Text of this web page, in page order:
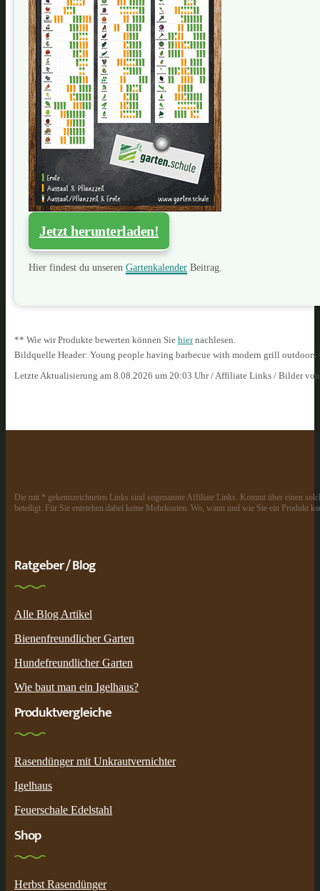
Jetzt herunterladen!
Hier findest du unseren Gartenkalender Beitrag.
** Wie wir Produkte bewerten können Sie hiernachlesen.
Bildquelle Header: Young people having barbecue with modern grill
Letzte Aktualisierung am 8.08.2026 um 20:03 Uhr / Affiliate Links / Bilder
Die mit * gekennzeichneten Links sind sogenannte Affiliate Links. Kommt über einen
beteiligt. Für Sie entstehen dabei keine Mehrkosten. Wo, wann und wie Sie ein Produkt
Ratgeber / Blog
Alle Blog Artikel
Bienenfreundlicher Garten
Hundefreundlicher Garten
Wie baut man ein Igelhaus?
Produktvergleiche
Rasendünger mit Unkrautvernichter
Igelhaus
Feuerschale Edelstahl
Shop
Herbst Rasendünger